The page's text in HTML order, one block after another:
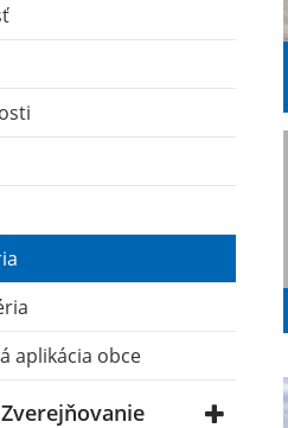
aplikácia obce
Zverejňovanie